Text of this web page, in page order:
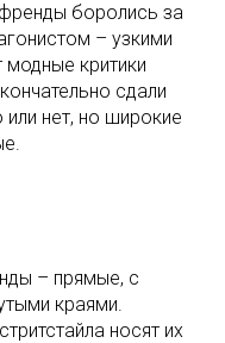
боролись за
– узкими
модные критики
сдали
или нет, но широкие
– прямые, с
краями.
носят их